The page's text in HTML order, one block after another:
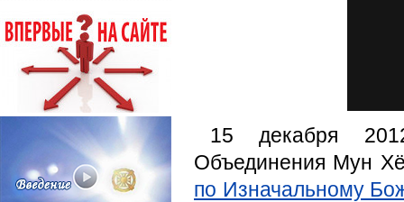
15 декабря
Объединения Мун
по Изначальному